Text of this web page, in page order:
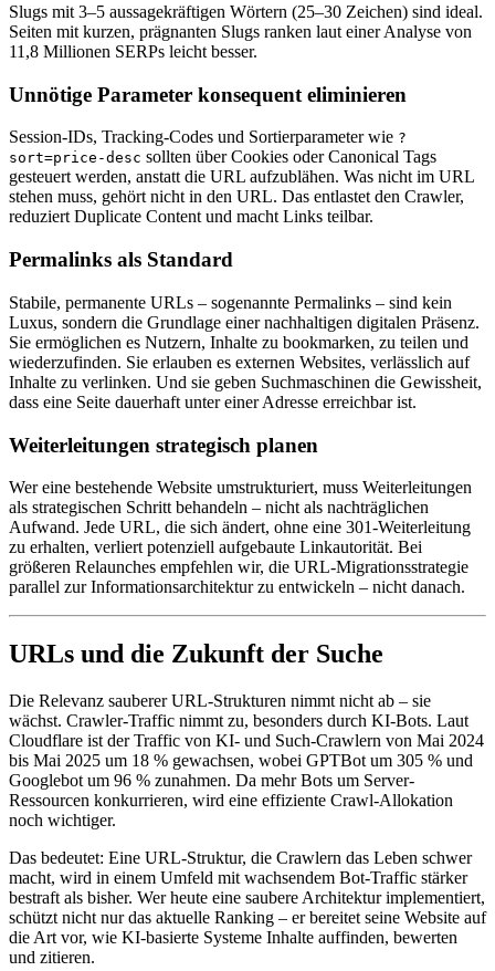
Slugs mit 3–5 aussagekräftigen Wörtern (25–30 Zeichen) sind ideal.
Seiten mit kurzen, prägnanten Slugs ranken laut einer Analyse von
11,8 Millionen SERPs leicht besser.
Unnötige Parameter konsequent eliminieren
Session-IDs, Tracking-Codes und Sortierparameter wie ?
sort=price-desc sollten über Cookies oder Canonical Tags
gesteuert werden, anstatt die URL aufzublähen. Was nicht im URL
stehen muss, gehört nicht in den URL. Das entlastet den Crawler,
reduziert Duplicate Content und macht Links teilbar.
Permalinks als Standard
Stabile, permanente URLs – sogenannte Permalinks – sind kein
Luxus, sondern die Grundlage einer nachhaltigen digitalen Präsenz.
Sie ermöglichen es Nutzern, Inhalte zu bookmarken, zu teilen und
wiederzufinden. Sie erlauben es externen Websites, verlässlich auf
Inhalte zu verlinken. Und sie geben Suchmaschinen die Gewissheit,
dass eine Seite dauerhaft unter einer Adresse erreichbar ist.
Weiterleitungen strategisch planen
Wer eine bestehende Website umstrukturiert, muss Weiterleitungen
als strategischen Schritt behandeln – nicht als nachträglichen
Aufwand. Jede URL, die sich ändert, ohne eine 301-Weiterleitung
zu erhalten, verliert potenziell aufgebaute Linkautorität. Bei
größeren Relaunches empfehlen wir, die URL-Migrationsstrategie
parallel zur Informationsarchitektur zu entwickeln – nicht danach.
URLs und die Zukunft der Suche
Die Relevanz sauberer URL-Strukturen nimmt nicht ab – sie
wächst. Crawler-Traffic nimmt zu, besonders durch KI-Bots. Laut
Cloudflare ist der Traffic von KI- und Such-Crawlern von Mai 2024
bis Mai 2025 um 18 % gewachsen, wobei GPTBot um 305 % und
Googlebot um 96 % zunahmen. Da mehr Bots um Server-
Ressourcen konkurrieren, wird eine effiziente Crawl-Allokation
noch wichtiger.
Das bedeutet: Eine URL-Struktur, die Crawlern das Leben schwer
macht, wird in einem Umfeld mit wachsendem Bot-Traffic stärker
bestraft als bisher. Wer heute eine saubere Architektur implementiert,
schützt nicht nur das aktuelle Ranking – er bereitet seine Website auf
die Art vor, wie KI-basierte Systeme Inhalte auffinden, bewerten
und zitieren.